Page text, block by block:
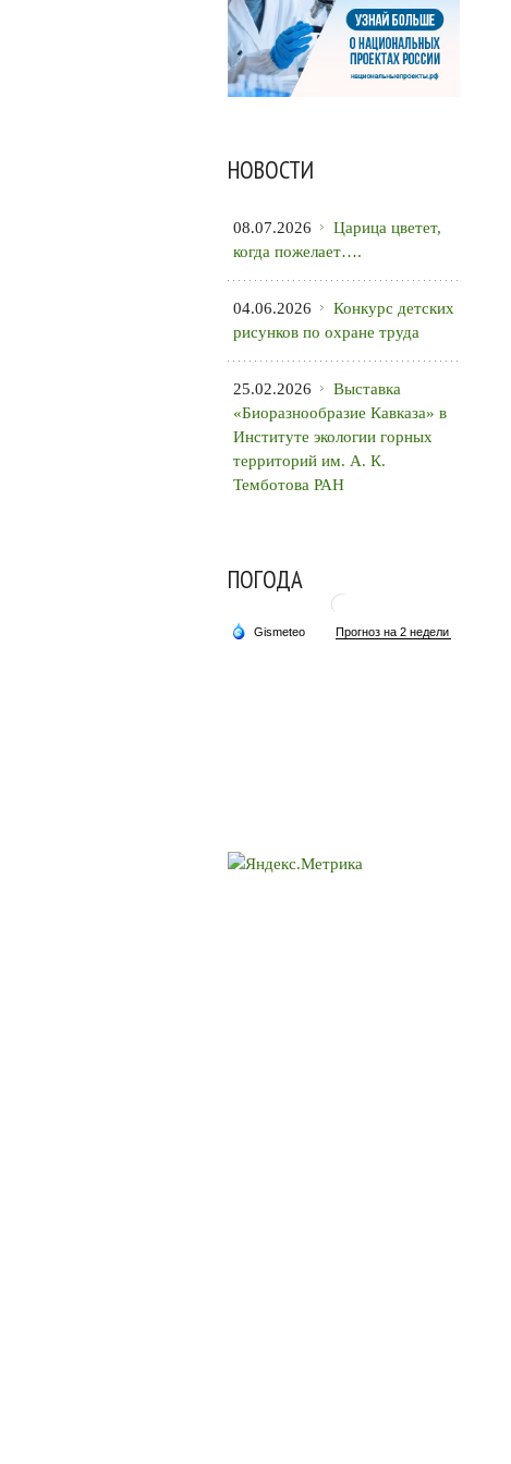
НОВОСТИ
08.07.2026
Царица цветет,
когда пожелает….
04.06.2026
Конкурс детских
рисунков по охране труда
25.02.2026
Выставка
«Биоразнообразие Кавказа» в
Институте экологии горных
территорий им. А. К.
Темботова РАН
ПОГОДА